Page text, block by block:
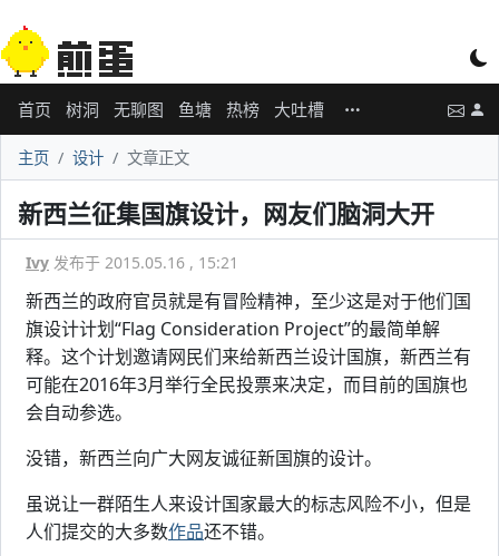
首页 树洞 无聊图 鱼塘 热榜 大吐槽
主页 设计 文章正文
新西兰征集国旗设计，网友们脑洞大开
Ivy 发布于 2015.05.16 , 15:21
新西兰的政府官员就是有冒险精神，至少这是对于他们国
旗设计计划“Flag Consideration Project”的最简单解
释。这个计划邀请网民们来给新西兰设计国旗，新西兰有
可能在2016年3月举行全民投票来决定，而目前的国旗也
会自动参选。
没错，新西兰向广大网友诚征新国旗的设计。
虽说让一群陌生人来设计国家最大的标志风险不小，但是
人们提交的大多数作品还不错。